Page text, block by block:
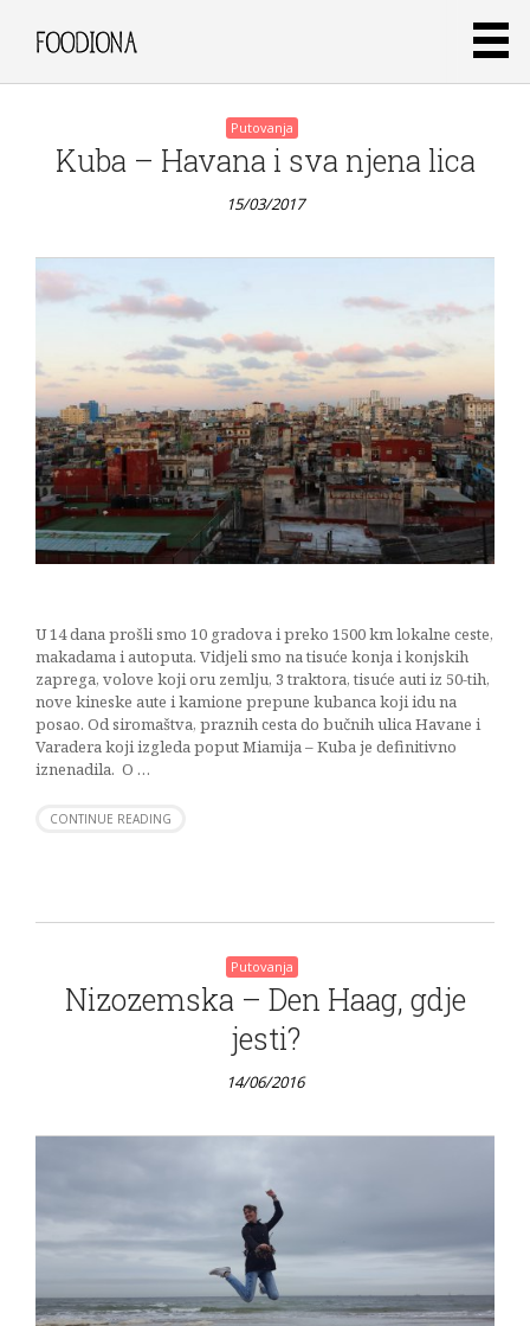
Putovanja
Kuba – Havana i sva njena lica
15/03/2017
U 14 dana prošli smo 10 gradova i preko 1500 km lokalne ceste,
makadama i autoputa. Vidjeli smo na tisuće konja i konjskih
zaprega, volove koji oru zemlju, 3 traktora, tisuće auti iz 50-tih,
nove kineske aute i kamione prepune kubanca koji idu na
posao. Od siromaštva, praznih cesta do bučnih ulica Havane i
Varadera koji izgleda poput Miamija – Kuba je definitivno
iznenadila. O …
CONTINUE READING
Putovanja
Nizozemska – Den Haag, gdje
jesti?
14/06/2016